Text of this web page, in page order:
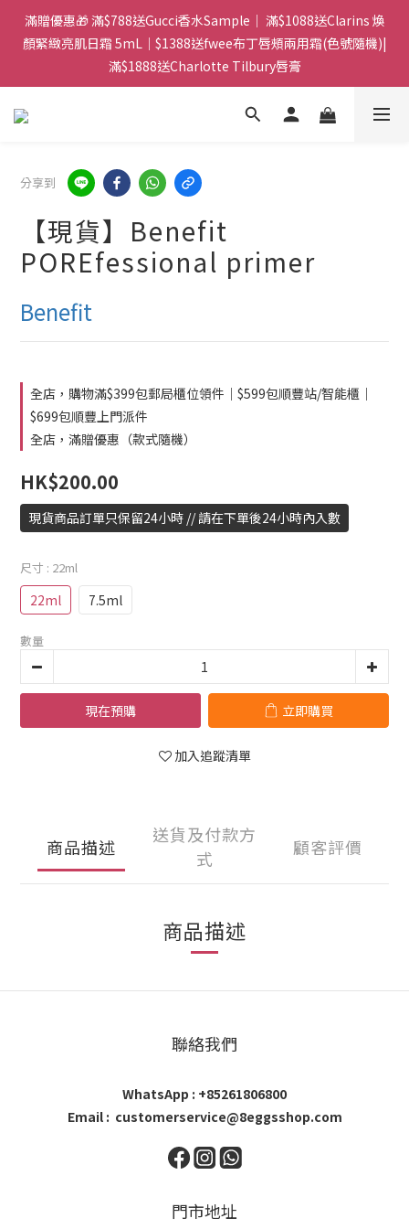
門市：旺角兆萬中心地庫B218 ｜ 所有訂單可旺角門市取貨｜全店
滿$399包郵局取件｜$599包順豐站/站智能櫃｜$699包順豐上門派
件
滿贈優惠🎁 滿$788送Gucci香水Sample｜ 滿$1088送Clarins 煥
顏緊緻亮肌日霜 5mL｜$1388送fwee布丁唇頰兩用霜(色號隨機)|
滿$1888送Charlotte Tilbury唇膏
門市：旺角兆萬中心地庫B218 ｜ 所有訂單可旺角門市取貨｜全店
分享到
【現貨】Benefit
POREfessional primer
Benefit
全店，購物滿$399包郵局櫃位領件｜$599包順豐站/智能櫃｜
$699包順豐上門派件
全店，滿贈優惠（款式隨機）
HK$200.00
現貨商品訂單只保留24小時 // 請在下單後24小時內入數
尺寸 : 22ml
22ml 7.5ml
數量
現在預購 立即購買
加入追蹤清單
商品描述
送貨及付款方
式
顧客評價
商品描述
聯絡我們
WhatsApp : +85261806800
Email : customerservice@8eggsshop.com
門市地址